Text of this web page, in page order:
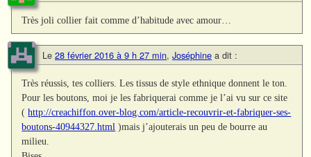
Très joli collier fait comme d’habitude avec amour…
Le 28 février 2016 à 9 h 27 min, Joséphine a dit :
Très réussis, tes colliers. Les tissus de style ethnique donnent le ton.
Pour les boutons, moi je les fabriquerai comme je l’ai vu sur ce site
(http://creachiffon.over-blog.com/article-recouvrir-et-fabriquer-ses-
boutons-40944327.html )mais j’ajouterais un peu de bourre au
milieu.